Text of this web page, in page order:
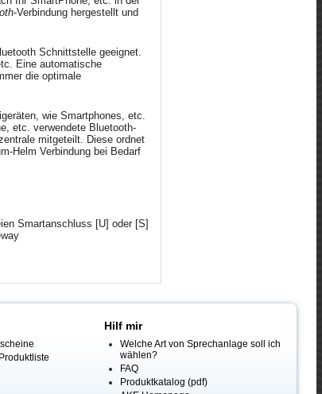
-Verbindung hergestellt und
Schnittstelle geeignet.
Eine automatische
die optimale
wie Smartphones, etc.
etc. verwendete Bluetooth-
mitgeteilt. Diese ordnet
Helm Verbindung bei Bedarf
Smartanschluss [U] oder [S]
Hilf mir
Welche Art von Sprechanlage soll ich
wählen?
FAQ
Produktkatalog (pdf)